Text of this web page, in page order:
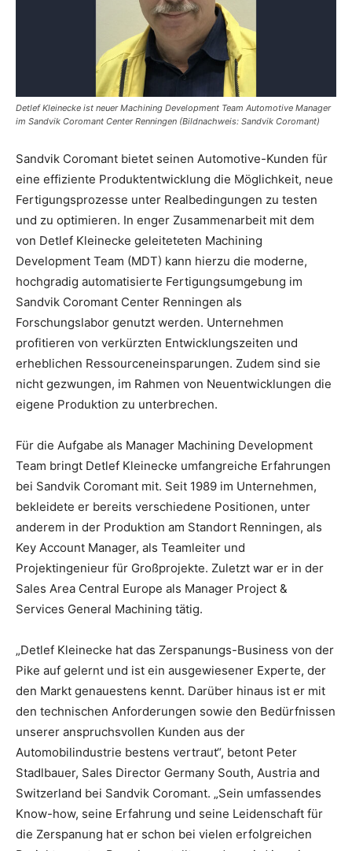
Detlef Kleinecke ist neuer Machining Development Team Automotive Manager
im Sandvik Coromant Center Renningen (Bildnachweis: Sandvik Coromant)
Sandvik Coromant bietet seinen Automotive-Kunden für
eine effiziente Produktentwicklung die Möglichkeit, neue
Fertigungsprozesse unter Realbedingungen zu testen
und zu optimieren. In enger Zusammenarbeit mit dem
von Detlef Kleinecke geleiteteten Machining
Development Team (MDT) kann hierzu die moderne,
hochgradig automatisierte Fertigungsumgebung im
Sandvik Coromant Center Renningen als
Forschungslabor genutzt werden. Unternehmen
profitieren von verkürzten Entwicklungszeiten und
erheblichen Ressourceneinsparungen. Zudem sind sie
nicht gezwungen, im Rahmen von Neuentwicklungen die
eigene Produktion zu unterbrechen.
Für die Aufgabe als Manager Machining Development
Team bringt Detlef Kleinecke umfangreiche Erfahrungen
bei Sandvik Coromant mit. Seit 1989 im Unternehmen,
bekleidete er bereits verschiedene Positionen, unter
anderem in der Produktion am Standort Renningen, als
Key Account Manager, als Teamleiter und
Projektingenieur für Großprojekte. Zuletzt war er in der
Sales Area Central Europe als Manager Project &
Services General Machining tätig.
„Detlef Kleinecke hat das Zerspanungs-Business von der
Pike auf gelernt und ist ein ausgewiesener Experte, der
den Markt genauestens kennt. Darüber hinaus ist er mit
den technischen Anforderungen sowie den Bedürfnissen
unserer anspruchsvollen Kunden aus der
Automobilindustrie bestens vertraut“, betont Peter
Stadlbauer, Sales Director Germany South, Austria and
Switzerland bei Sandvik Coromant. „Sein umfassendes
Know-how, seine Erfahrung und seine Leidenschaft für
die Zerspanung hat er schon bei vielen erfolgreichen